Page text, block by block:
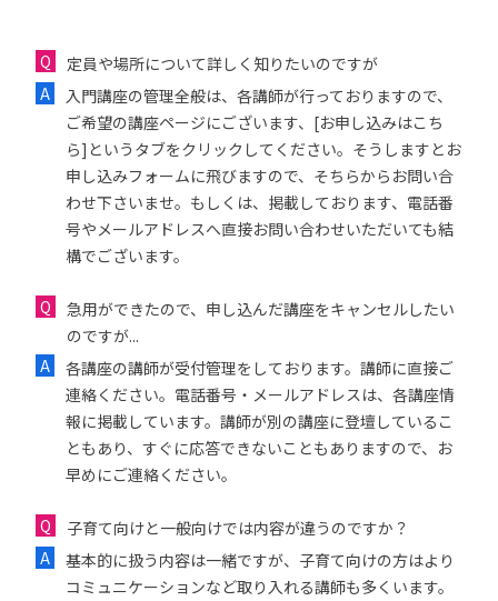
定員や場所について詳しく知りたいのですが
入門講座の管理全般は、各講師が行っておりますので、
ご希望の講座ページにございます、[お申し込みはこち
ら]というタブをクリックしてください。そうしますとお
申し込みフォームに飛びますので、そちらからお問い合
わせ下さいませ。もしくは、掲載しております、電話番
号やメールアドレスへ直接お問い合わせいただいても結
構でございます。
急用ができたので、申し込んだ講座をキャンセルしたい
のですが...
各講座の講師が受付管理をしております。講師に直接ご
連絡ください。電話番号・メールアドレスは、各講座情
報に掲載しています。講師が別の講座に登壇しているこ
ともあり、すぐに応答できないこともありますので、お
早めにご連絡ください。
子育て向けと一般向けでは内容が違うのですか？
基本的に扱う内容は一緒ですが、子育て向けの方はより
コミュニケーションなど取り入れる講師も多くいます。